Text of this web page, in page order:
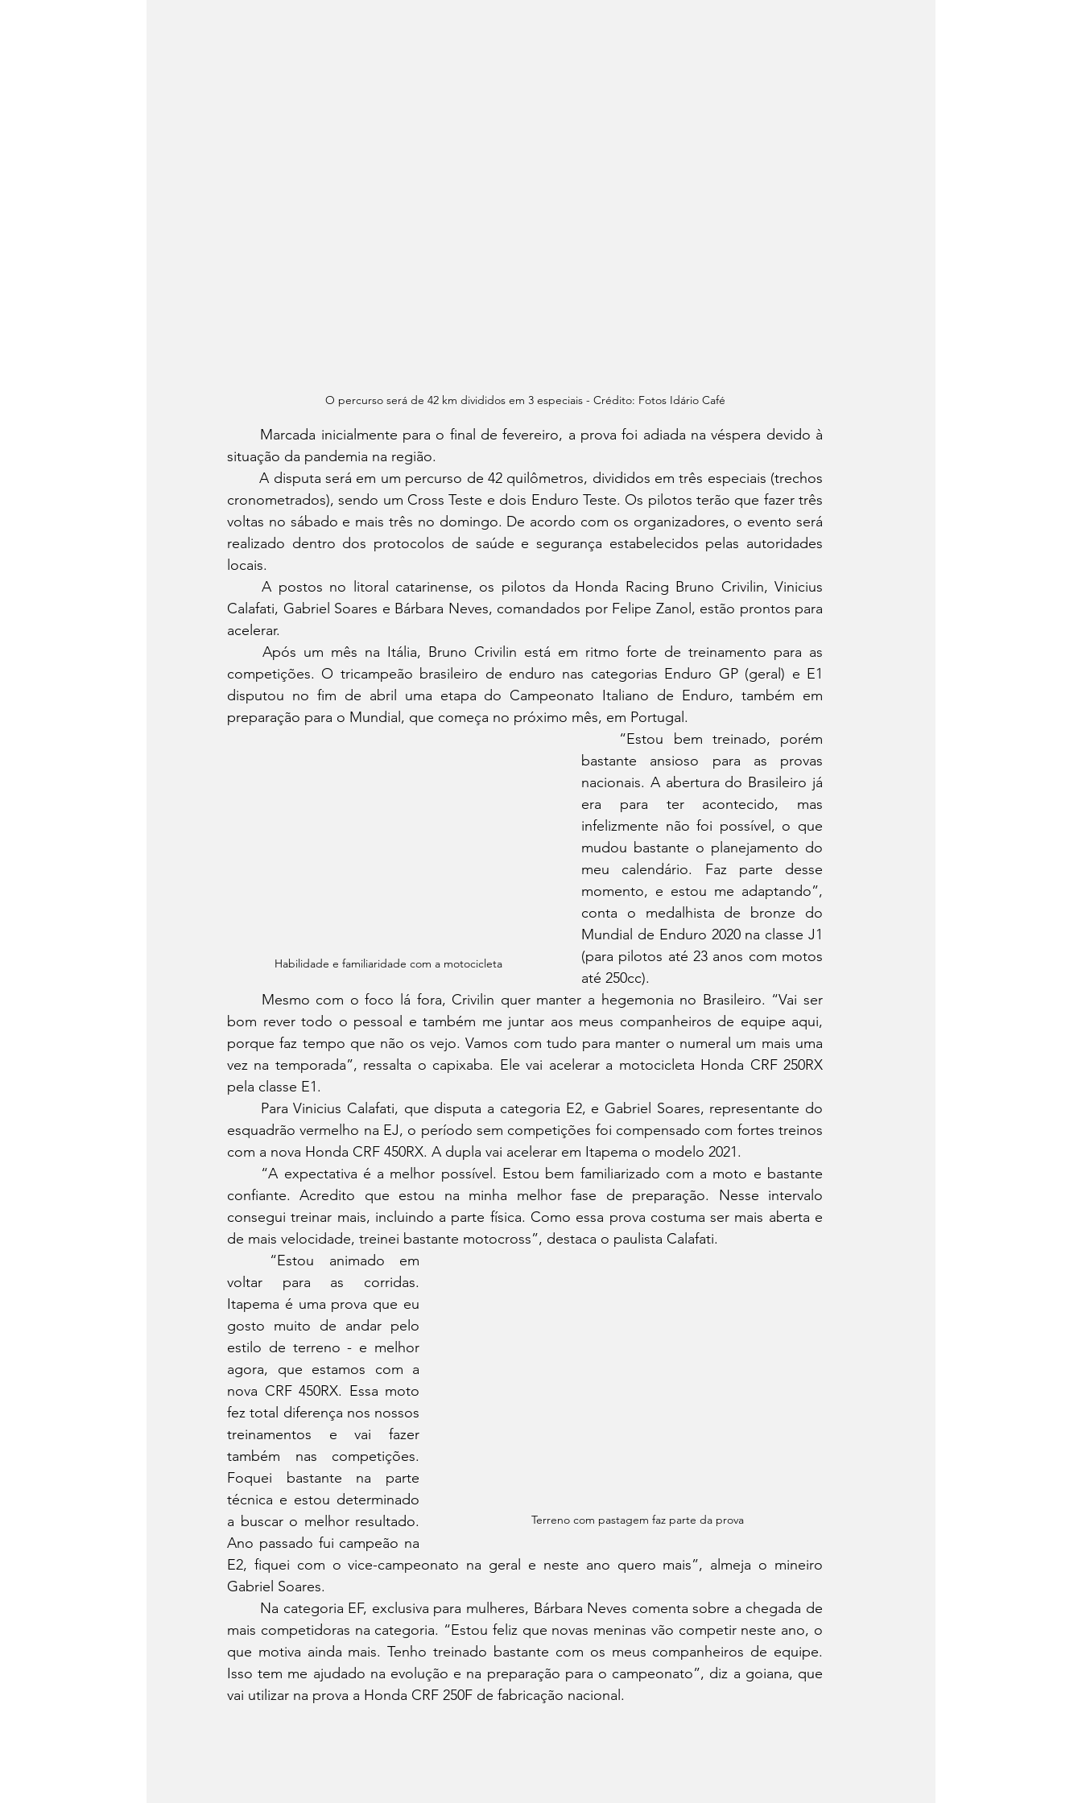
O percurso será de 42 km divididos em 3 especiais - Crédito: Fotos Idário Café
situação da pandemia na região.
	A disputa será em um percurso de 42 quilômetros, divididos em três especiais (trechos
cronometrados), sendo um Cross Teste e dois Enduro Teste. Os pilotos terão que fazer três
voltas no sábado e mais três no domingo. De acordo com os organizadores, o evento será
realizado dentro dos protocolos de saúde e segurança estabelecidos pelas autoridades
locais.
	A postos no litoral catarinense, os pilotos da Honda Racing Bruno Crivilin, Vinicius
Calafati, Gabriel Soares e Bárbara Neves, comandados por Felipe Zanol, estão prontos para
acelerar.
competições. O tricampeão brasileiro de enduro nas categorias Enduro GP (geral) e E1
disputou no fim de abril uma etapa do Campeonato Italiano de Enduro, também em
preparação para o Mundial, que começa no próximo mês, em Portugal.
Habilidade e familiaridade com a motocicleta
bastante ansioso para as provas
nacionais. A abertura do Brasileiro já
era para ter acontecido, mas
infelizmente não foi possível, o que
mudou bastante o planejamento do
meu calendário. Faz parte desse
momento, e estou me adaptando”,
conta o medalhista de bronze do
Mundial de Enduro 2020 na classe J1
(para pilotos até 23 anos com motos
até 250cc).
bom rever todo o pessoal e também me juntar aos meus companheiros de equipe aqui,
porque faz tempo que não os vejo. Vamos com tudo para manter o numeral um mais uma
vez na temporada”, ressalta o capixaba. Ele vai acelerar a motocicleta Honda CRF 250RX
pela classe E1.
esquadrão vermelho na EJ, o período sem competições foi compensado com fortes treinos
com a nova Honda CRF 450RX. A dupla vai acelerar em Itapema o modelo 2021.
confiante. Acredito que estou na minha melhor fase de preparação. Nesse intervalo
consegui treinar mais, incluindo a parte física. Como essa prova costuma ser mais aberta e
de mais velocidade, treinei bastante motocross”, destaca o paulista Calafati.
Terreno com pastagem faz parte da prova
voltar para as corridas.
Itapema é uma prova que eu
gosto muito de andar pelo
estilo de terreno - e melhor
agora, que estamos com a
nova CRF 450RX. Essa moto
fez total diferença nos nossos
treinamentos e vai fazer
também nas competições.
Foquei bastante na parte
técnica e estou determinado
a buscar o melhor resultado.
Ano passado fui campeão na
E2, fiquei com o vice-campeonato na geral e neste ano quero mais”, almeja o mineiro
Gabriel Soares.
mais competidoras na categoria. “Estou feliz que novas meninas vão competir neste ano, o
que motiva ainda mais. Tenho treinado bastante com os meus companheiros de equipe.
Isso tem me ajudado na evolução e na preparação para o campeonato”, diz a goiana, que
vai utilizar na prova a Honda CRF 250F de fabricação nacional.